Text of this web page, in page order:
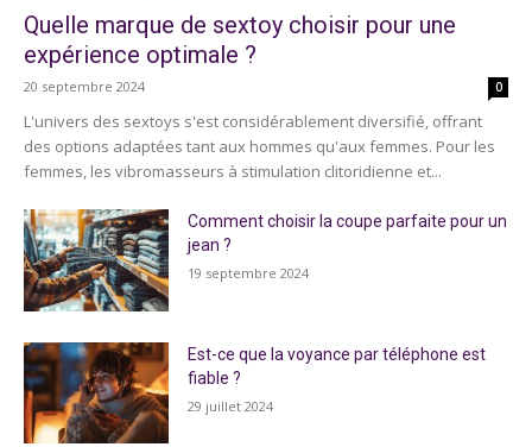
Quelle marque de sextoy choisir pour une
expérience optimale ?
20 septembre 2024 0
L'univers des sextoys s'est considérablement diversifié, offrant
des options adaptées tant aux hommes qu'aux femmes. Pour les
femmes, les vibromasseurs à stimulation clitoridienne et...
Comment choisir la coupe parfaite pour un
jean ?
19 septembre 2024
Est-ce que la voyance par téléphone est
fiable ?
29 juillet 2024